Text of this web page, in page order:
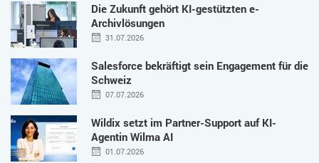
Die Zukunft gehört KI-gestützten e-
Archivlösungen
31.07.2026
Salesforce bekräftigt sein Engagement für die
Schweiz
07.07.2026
Wildix setzt im Partner-Support auf KI-
Agentin Wilma AI
01.07.2026